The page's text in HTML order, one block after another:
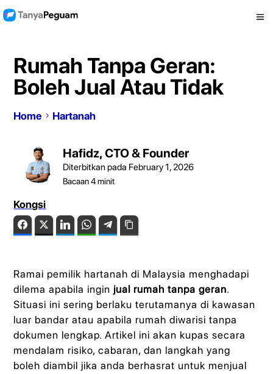
Rumah Tanpa Geran:
Boleh Jual Atau Tidak
Home Hartanah
Hafidz, CTO & Founder
Diterbitkan pada February 1, 2026
Bacaan4minit
Kongsi
FacebookTwitter LinkedIn WhatsAppTelegram
Ramai pemilik hartanah di Malaysia menghadapi
dilema apabila ingin jual rumah tanpa geran.
Situasi ini sering berlaku terutamanya di kawasan
luar bandar atau apabila rumah diwarisi tanpa
dokumen lengkap. Artikel ini akan kupas secara
mendalam risiko, cabaran, dan langkah yang
boleh diambil jika anda berhasrat untuk menjual